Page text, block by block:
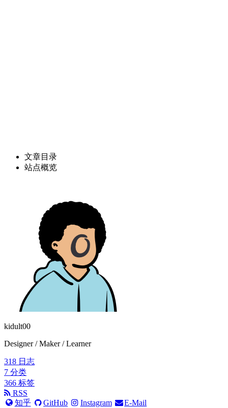
文章目录
站点概览
kidult00
Designer / Maker / Learner
318 日志
7 分类
366 标签
RSS
知乎
GitHub Instagram E-Mail